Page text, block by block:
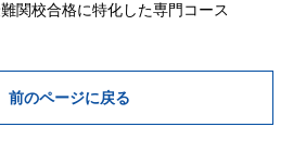
関校合格に特化した専門コース
前のページに戻る